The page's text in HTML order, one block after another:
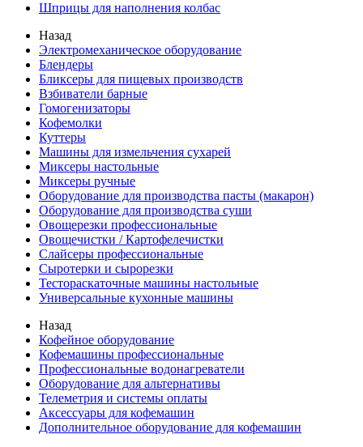
Шприцы для наполнения колбас
Назад
Электромеханическое оборудование
Блендеры
Бликсеры для пищевых производств
Взбиватели барные
Гомогенизаторы
Кофемолки
Куттеры
Машины для измельчения сухарей
Миксеры настольные
Миксеры ручные
Оборудование для производства пасты (макарон)
Оборудование для производства суши
Овощерезки профессиональные
Овощечистки / Картофелечистки
Слайсеры профессиональные
Сыротерки и сырорезки
Тестораскаточные машины настольные
Универсальные кухонные машины
Назад
Кофейное оборудование
Кофемашины профессиональные
Профессиональные водонагреватели
Оборудование для альтернативы
Телеметрия и системы оплаты
Аксессуары для кофемашин
Дополнительное оборудование для кофемашин